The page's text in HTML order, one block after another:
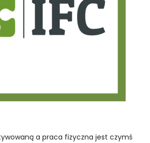
a praca fizyczna jest czymś